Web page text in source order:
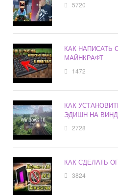
5720
КАК НАПИСАТЬ
МАЙНКРАФТ
1472
КАК
ЭДИШН НА
2728
КАК СДЕЛАТЬ
3824